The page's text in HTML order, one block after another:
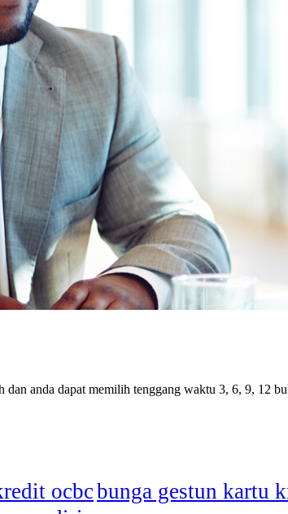
dan anda dapat memilih tenggang waktu 3, 6, 9, 12
ocbcbunga gestun kartu